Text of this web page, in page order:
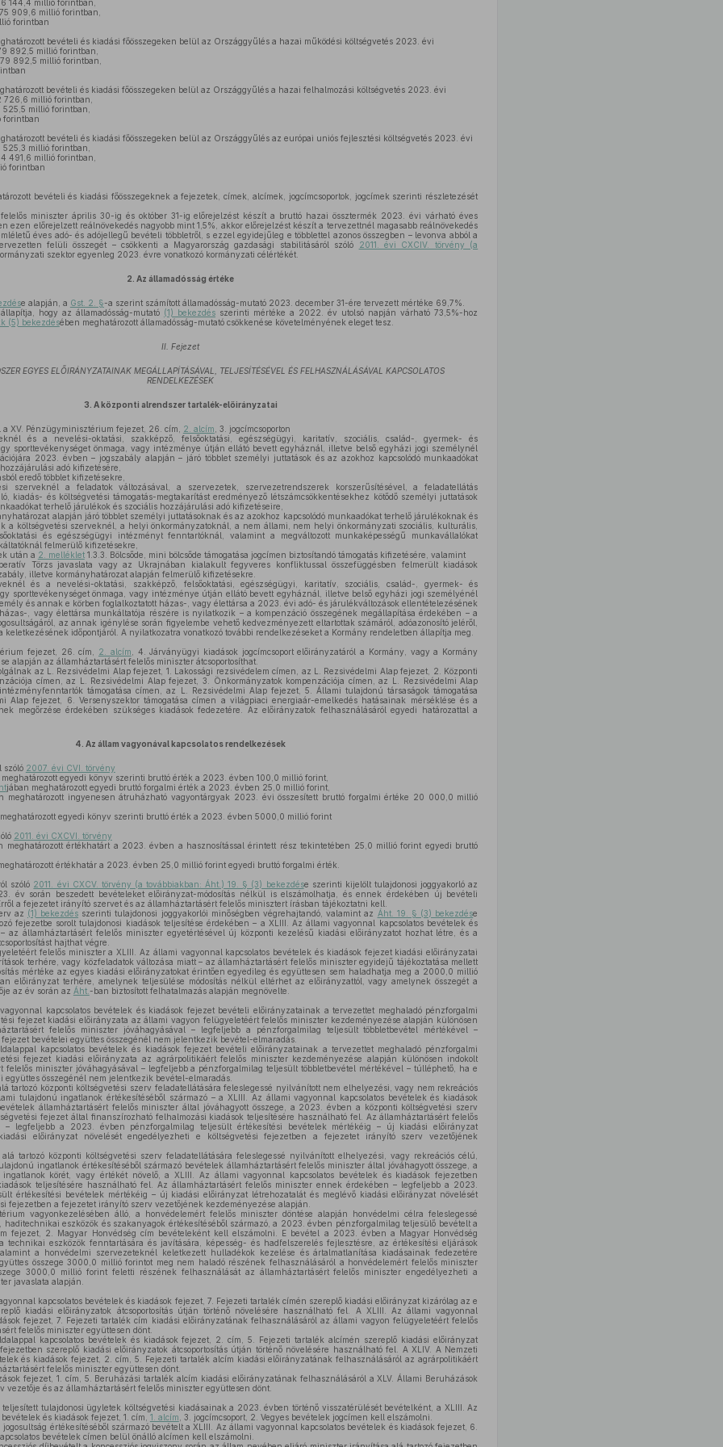
144,4 millió forintban,
909,6 millió forintban,
forintban
bevételi és kiadási főösszegeken belül az Országgyűlés a hazai működési költségvetés 2023. évi
892,5 millió forintban,
892,5 millió forintban,
bevételi és kiadási főösszegeken belül az Országgyűlés a hazai felhalmozási költségvetés 2023. évi
726,6 millió forintban,
525,5 millió forintban,
forintban
bevételi és kiadási főösszegeken belül az Országgyűlés az európai uniós fejlesztési költségvetés 2023. évi
millió forintban,
491,6 millió forintban,
forintban
bevételi és kiadási főösszegeknek a fejezetek, címek, alcímek, jogcímcsoportok, jogcímek szerinti részletezését
miniszter április 30-ig és október 31-ig előrejelzést készít a bruttó hazai össztermék 2023. évi várható éves
ezen előrejelzett reálnövekedés nagyobb mint 1,5%, akkor előrejelzést készít a tervezettnél magasabb reálnövekedés
éves adó- és adójellegű bevételi többletről, s ezzel egyidejűleg e többlettel azonos összegben – levonva abból a
felüli összegét – csökkenti a Magyarország gazdasági stabilitásáról szóló
2011. évi CXCIV. törvény (a
szektor egyenleg 2023. évre vonatkozó kormányzati célértékét.
2. Az államadósság értéke
e alapján, a Gst. 2. §-a szerint számított államadósság-mutató 2023. december 31-ére tervezett mértéke 69,7%.
hogy az államadósság-mutató (1) bekezdés szerinti mértéke a 2022. év utolsó napján várható 73,5%-hoz
(5) bekezdésében meghatározott államadósság-mutató csökkenése követelményének eleget tesz.
II. Fejezet
EGYES ELŐIRÁNYZATAINAK MEGÁLLAPÍTÁSÁVAL, TELJESÍTÉSÉVEL ÉS FELHASZNÁLÁSÁVAL KAPCSOLATOS
RENDELKEZÉSEK
3. A központi alrendszer tartalék-előirányzatai
XV. Pénzügyminisztérium fejezet, 26. cím, 2. alcím , 3. jogcímcsoporton
és a nevelési-oktatási, szakképző, felsőoktatási, egészségügyi, karitatív, szociális, család-, gyermek- és
sporttevékenységet önmaga, vagy intézménye útján ellátó bevett egyháznál, illetve belső egyházi jogi személynél
2023. évben – jogszabály alapján – járó többlet személyi juttatások és az azokhoz kapcsolódó munkaadókat
adó kifizetésére,
eredő többlet kifizetésekre,
szerveknél a feladatok változásával, a szervezetek, szervezetrendszerek korszerűsítésével, a feladatellátás
kiadás- és költségvetési támogatás-megtakarítást eredményező létszámcsökkentésekhez kötődő személyi juttatások
terhelő járulékok és szociális hozzájárulási adó kifizetéseire,
alapján járó többlet személyi juttatásoknak és az azokhoz kapcsolódó munkaadókat terhelő járulékoknak és
a költségvetési szerveknél, a helyi önkormányzatoknál, a nem állami, nem helyi önkormányzati szociális, kulturális,
és egészségügyi intézményt fenntartóknál, valamint a megváltozott munkaképességű munkavállalókat
felmerülő kifizetésekre,
után a 2. melléklet1.3.3. Bölcsőde, mini bölcsőde támogatása jogcímen biztosítandó támogatás kifizetésére, valamint
Törzs javaslata vagy az Ukrajnában kialakult fegyveres konfliktussal összefüggésben felmerült kiadások
illetve kormányhatározat alapján felmerülő kifizetésekre.
és a nevelési-oktatási, szakképző, felsőoktatási, egészségügyi, karitatív, szociális, család-, gyermek- és
sporttevékenységet önmaga, vagy intézménye útján ellátó bevett egyháznál, illetve belső egyházi jogi személyénél
és annak e körben foglalkoztatott házas-, vagy élettársa a 2023. évi adó- és járulékváltozások ellentételezésének
, vagy élettársa munkáltatója részére is nyilatkozik – a kompenzáció összegének megállapítása érdekében – a
az annak igénylése során figyelembe vehető kedvezményezett eltartottak számáról, adóazonosító jeléről,
keletkezésének időpontjáról. A nyilatkozatra vonatkozó további rendelkezéseket a Kormány rendeletben állapítja meg.
fejezet, 26. cím, 2. alcím , 4. Járványügyi kiadások jogcímcsoport előirányzatáról a Kormány, vagy a Kormány
alapján az államháztartásért felelős miniszter átcsoportosíthat.
az L. Rezsivédelmi Alap fejezet, 1. Lakossági rezsivédelem címen, az L. Rezsivédelmi Alap fejezet, 2. Központi
címen, az L. Rezsivédelmi Alap fejezet, 3. Önkormányzatok kompenzációja címen, az L. Rezsivédelmi Alap
támogatása címen, az L. Rezsivédelmi Alap fejezet, 5. Állami tulajdonú társaságok támogatása
Alap fejezet, 6. Versenyszektor támogatása címen a világpiaci energiaár-emelkedés hatásainak mérséklése és a
megőrzése érdekében szükséges kiadások fedezetére. Az előirányzatok felhasználásáról egyedi határozattal a
4. Az állam vagyonával kapcsolatos rendelkezések
szóló 2007. évi CVI. törvény
egyedi könyv szerinti bruttó érték a 2023. évben 100,0 millió forint,
jában meghatározott egyedi bruttó forgalmi érték a 2023. évben 25,0 millió forint,
meghatározott ingyenesen átruházható vagyontárgyak 2023. évi összesített bruttó forgalmi értéke 20 000,0 millió
egyedi könyv szerinti bruttó érték a 2023. évben 5000,0 millió forint
2011. évi CXCVI. törvény
meghatározott értékhatárt a 2023. évben a hasznosítással érintett rész tekintetében 25,0 millió forint egyedi bruttó
értékhatár a 2023. évben 25,0 millió forint egyedi bruttó forgalmi érték.
szóló 2011. évi CXCV. törvény (a továbbiakban: Áht.) 19. § (3) bekezdése szerinti kijelölt tulajdonosi joggyakorló az
év során beszedett bevételeket előirányzat-módosítás nélkül is elszámolhatja, és ennek érdekében új bevételi
a fejezetet irányító szervet és az államháztartásért felelős minisztert írásban tájékoztatni kell.
az (1) bekezdés szerinti tulajdonosi joggyakorlói minőségben végrehajtandó, valamint az Áht. 19. § (3) bekezdése
fejezetbe sorolt tulajdonosi kiadások teljesítése érdekében – a XLIII. Az állami vagyonnal kapcsolatos bevételek és
az államháztartásért felelős miniszter egyetértésével új központi kezelésű kiadási előirányzatot hozhat létre, és a
hajthat végre.
felelős miniszter a XLIII. Az állami vagyonnal kapcsolatos bevételek és kiadások fejezet kiadási előirányzatai
terhére, vagy közfeladatok változása miatt – az államháztartásért felelős miniszter egyidejű tájékoztatása mellett
mértéke az egyes kiadási előirányzatokat érintően egyedileg és együttesen sem haladhatja meg a 2000,0 millió
előirányzat terhére, amelynek teljesülése módosítás nélkül eltérhet az előirányzattól, vagy amelynek összegét a
az év során az Áht. -ban biztosított felhatalmazás alapján megnövelte.
kapcsolatos bevételek és kiadások fejezet bevételi előirányzatainak a tervezettet meghaladó pénzforgalmi
fejezet kiadási előirányzata az állami vagyon felügyeletéért felelős miniszter kezdeményezése alapján különösen
felelős miniszter jóváhagyásával – legfeljebb a pénzforgalmilag teljesült többletbevétel mértékével –
bevételei együttes összegénél nem jelentkezik bevétel-elmaradás.
kapcsolatos bevételek és kiadások fejezet bevételi előirányzatainak a tervezettet meghaladó pénzforgalmi
fejezet kiadási előirányzata az agrárpolitikáért felelős miniszter kezdeményezése alapján különösen indokolt
felelős miniszter jóváhagyásával – legfeljebb a pénzforgalmilag teljesült többletbevétel mértékével – túlléphető, ha e
együttes összegénél nem jelentkezik bevétel-elmaradás.
tartozó központi költségvetési szerv feladatellátására feleslegessé nyilvánított nem elhelyezési, vagy nem rekreációs
tulajdonú ingatlanok értékesítéséből származó – a XLIII. Az állami vagyonnal kapcsolatos bevételek és kiadások
államháztartásért felelős miniszter által jóváhagyott összege, a 2023. évben a központi költségvetési szerv
fejezet által finanszírozható felhalmozási kiadások teljesítésére használható fel. Az államháztartásért felelős
– legfeljebb a 2023. évben pénzforgalmilag teljesült értékesítési bevételek mértékéig – új kiadási előirányzat
előirányzat növelését engedélyezheti e költségvetési fejezetben a fejezetet irányító szerv vezetőjének
tartozó központi költségvetési szerv feladatellátására feleslegessé nyilvánított elhelyezési, vagy rekreációs célú,
ingatlanok értékesítéséből származó bevételek államháztartásért felelős miniszter által jóváhagyott összege, a
körét, vagy értékét növelő, a XLIII. Az állami vagyonnal kapcsolatos bevételek és kiadások fejezetben
teljesítésére használható fel. Az államháztartásért felelős miniszter ennek érdekében – legfeljebb a 2023.
értékesítési bevételek mértékéig – új kiadási előirányzat létrehozatalát és meglévő kiadási előirányzat növelését
fejezetben a fejezetet irányító szerv vezetőjének kezdeményezése alapján.
vagyonkezelésében álló, a honvédelemért felelős miniszter döntése alapján honvédelmi célra feleslegessé
eszközök és szakanyagok értékesítéséből származó, a 2023. évben pénzforgalmilag teljesülő bevételt a
fejezet, 2. Magyar Honvédség cím bevételeként kell elszámolni. E bevétel a 2023. évben a Magyar Honvédség
technikai eszközök fenntartására és javítására, képesség- és hadfelszerelés fejlesztésre, az értékesítési eljárások
a honvédelmi szervezeteknél keletkezett hulladékok kezelése és ártalmatlanítása kiadásainak fedezetére
összege 3000,0 millió forintot meg nem haladó részének felhasználásáról a honvédelemért felelős miniszter
3000,0 millió forint feletti részének felhasználását az államháztartásért felelős miniszter engedélyezheti a
javaslata alapján.
kapcsolatos bevételek és kiadások fejezet, 7. Fejezeti tartalék címén szereplő kiadási előirányzat kizárólag az e
kiadási előirányzatok átcsoportosítás útján történő növelésére használható fel. A XLIII. Az állami vagyonnal
fejezet, 7. Fejezeti tartalék cím kiadási előirányzatának felhasználásáról az állami vagyon felügyeletéért felelős
felelős miniszter együttesen dönt.
kapcsolatos bevételek és kiadások fejezet, 2. cím, 5. Fejezeti tartalék alcímén szereplő kiadási előirányzat
szereplő kiadási előirányzatok átcsoportosítás útján történő növelésére használható fel. A XLIV. A Nemzeti
és kiadások fejezet, 2. cím, 5. Fejezeti tartalék alcím kiadási előirányzatának felhasználásáról az agrárpolitikáért
felelős miniszter együttesen dönt.
fejezet, 1. cím, 5. Beruházási tartalék alcím kiadási előirányzatának felhasználásáról a XLV. Állami Beruházások
vezetője és az államháztartásért felelős miniszter együttesen dönt.
tulajdonosi ügyletek költségvetési kiadásainak a 2023. évben történő visszatérülését bevételként, a XLIII. Az
és kiadások fejezet, 1. cím, 1. alcím , 3. jogcímcsoport, 2. Vegyes bevételek jogcímen kell elszámolni.
értékesítéséből származó bevételt a XLIII. Az állami vagyonnal kapcsolatos bevételek és kiadások fejezet, 6.
bevételek címen belül önálló alcímen kell elszámolni.